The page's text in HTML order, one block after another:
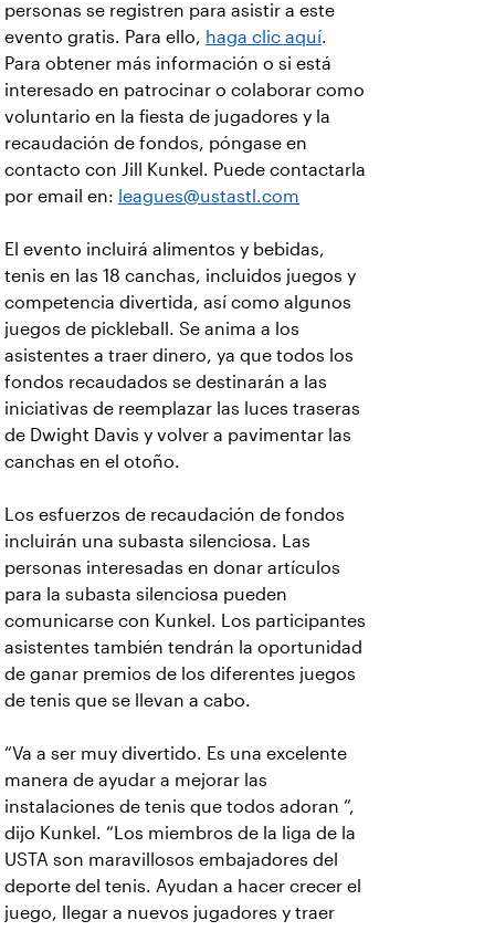
personas se registren para asistir a este
evento gratis. Para ello, haga clic aquí.
Para obtener más información o si está
interesado en patrocinar o colaborar como
voluntario en la fiesta de jugadores y la
recaudación de fondos, póngase en
contacto con Jill Kunkel. Puede contactarla
por email en: leagues@ustastl.com
El evento incluirá alimentos y bebidas,
tenis en las 18 canchas, incluidos juegos y
competencia divertida, así como algunos
juegos de pickleball. Se anima a los
asistentes a traer dinero, ya que todos los
fondos recaudados se destinarán a las
iniciativas de reemplazar las luces traseras
de Dwight Davis y volver a pavimentar las
canchas en el otoño.
Los esfuerzos de recaudación de fondos
incluirán una subasta silenciosa. Las
personas interesadas en donar artículos
para la subasta silenciosa pueden
comunicarse con Kunkel. Los participantes
asistentes también tendrán la oportunidad
de ganar premios de los diferentes juegos
de tenis que se llevan a cabo.
“Va a ser muy divertido. Es una excelente
manera de ayudar a mejorar las
instalaciones de tenis que todos adoran ”,
dijo Kunkel. “Los miembros de la liga de la
USTA son maravillosos embajadores del
deporte del tenis. Ayudan a hacer crecer el
juego, llegar a nuevos jugadores y traer